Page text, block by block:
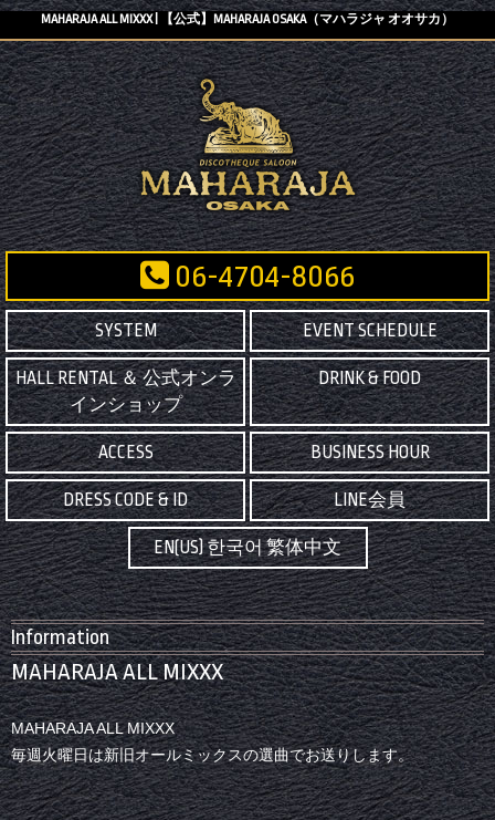
MAHARAJA ALL MIXXX | 【公式】MAHARAJA OSAKA（マハラジャ オオサカ）
06-4704-8066
SYSTEM EVENT SCHEDULE
HALL RENTAL ＆ 公式オンラ
インショップ
DRINK & FOOD
ACCESS BUSINESS HOUR
DRESS CODE & ID LINE会員
EN(US) 한국어 繁体中文
Information
MAHARAJA ALL MIXXX
MAHARAJA ALL MIXXX
毎週火曜日は新旧オールミックスの選曲でお送りします。